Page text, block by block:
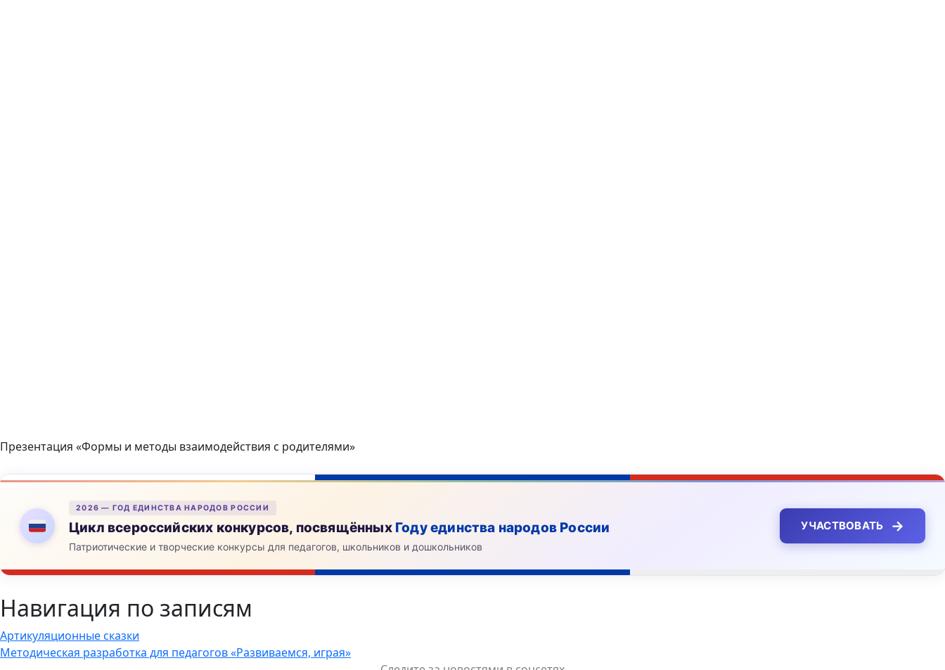
Презентация «Формы и методы взаимодействия с родителями»
2026 — ГОД ЕДИНСТВА НАРОДОВ РОССИИ
Цикл всероссийских конкурсов, посвящённых Году единства народов России
Патриотические и творческие конкурсы для педагогов, школьников и дошкольников
УЧАСТВОВАТЬ →
Навигация по записям
Артикуляционные сказки
Методическая разработка для педагогов «Развиваемся, играя»